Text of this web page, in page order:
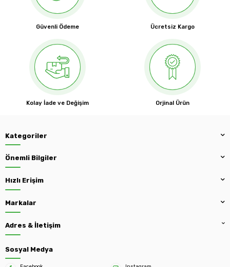
Güvenli Ödeme Ücretsiz Kargo
Kolay İade ve Değişim Orjinal Ürün
Kategoriler
Önemli Bilgiler
Hızlı Erişim
Markalar
Adres & İletişim
Sosyal Medya